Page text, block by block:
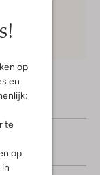
op
en
te
op